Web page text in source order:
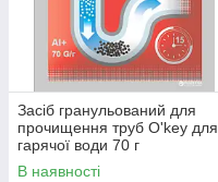
Засіб гранульований для
прочищення труб O'key для
гарячої води 70 г
(4820049381665)
В наявності